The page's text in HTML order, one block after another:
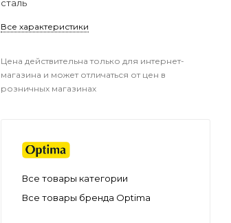
сталь
Все характеристики
Цена действительна только для интернет-
магазина и может отличаться от цен в
розничных магазинах
Все товары категории
Все товары бренда Optima